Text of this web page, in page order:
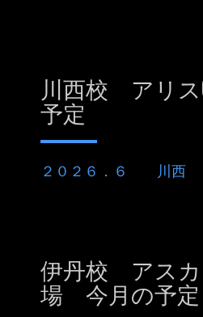
川西校 アリ
予定
２０２６．６ 川西
伊丹校 アスカ
場 今月の予定